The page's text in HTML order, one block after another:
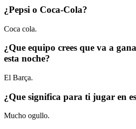
¿Pepsi o Coca-Cola?
Coca cola.
¿Que equipo crees que va a
esta noche?
El Barça.
¿Que significa para ti jugar en
Mucho ogullo.